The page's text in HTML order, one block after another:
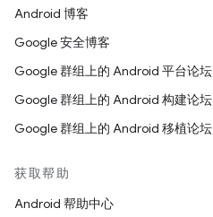
Android 博客
Google 安全博客
Google 群组上的 Android 平台论坛
Google 群组上的 Android 构建论坛
Google 群组上的 Android 移植论坛
获取帮助
Android 帮助中心